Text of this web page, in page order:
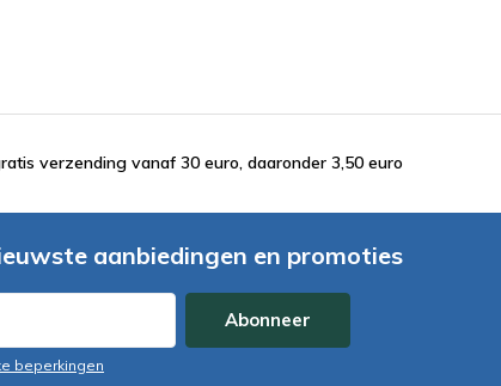
verzending vanaf 30 euro, daaronder 3,50 euro
aanbiedingen en promoties
Abonneer
beperkingen